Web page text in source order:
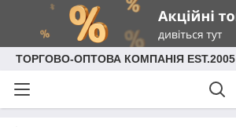
ТОРГОВО-ОПТОВА КОМПАНІЯ EST.2005